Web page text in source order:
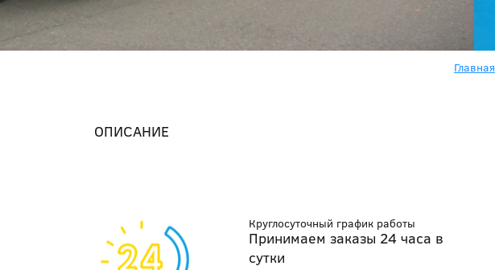
Главная
ОПИСАНИЕ
Круглосуточный график работы
Принимаем заказы 24 часа в
сутки